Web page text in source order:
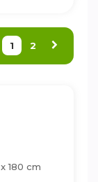
1 2
180 cm